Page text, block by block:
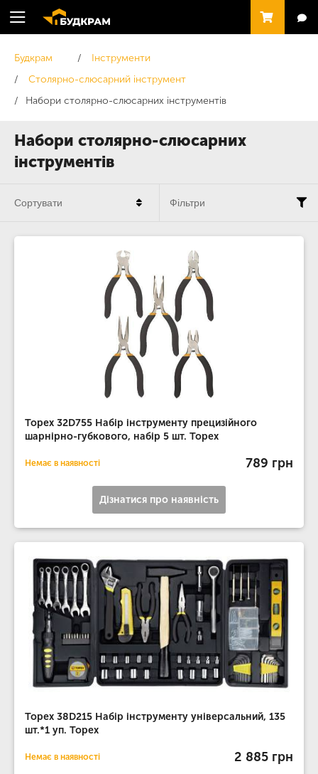
Набори столярно-слюсарних
інструментів
Будкрам
Інструменти
Столярно-слюсарний інструмент
Набори столярно-слюсарних інструментів
Topex 32D755 Набiр iнструменту прецизiйного
шарнiрно-губкового, набiр 5 шт. Topex
Немає в наявності 789 грн
Дізнатися про наявність
Topex 38D215 Набiр iнструменту унiверсальний, 135
шт.*1 уп. Topex
Немає в наявності 2 885 грн
Сортувати Фільтри